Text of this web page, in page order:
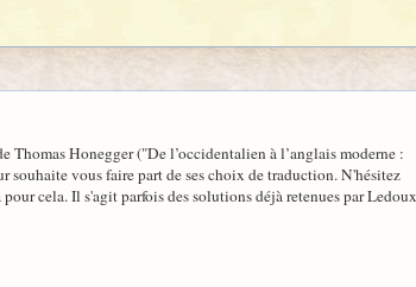
Honegger ("De l’occidentalien à l’anglais moderne :
souhaite vous faire part de ses choix de traduction. N'hésitez
cela. Il s'agit parfois des solutions déjà retenues par